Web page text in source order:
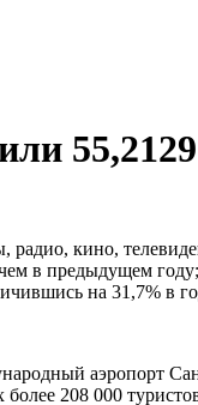
радио, кино,
в предыдущем
на 31,7% в
аэропорт
208 000